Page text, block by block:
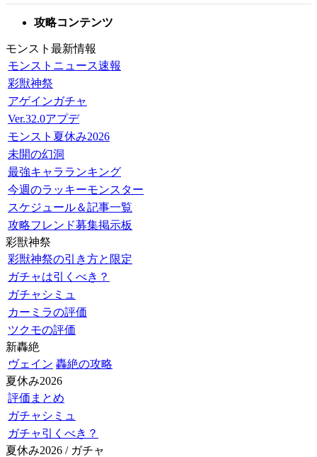
攻略コンテンツ
モンスト最新情報
モンストニュース速報
彩獣神祭
アゲインガチャ
Ver.32.0アプデ
モンスト夏休み2026
未開の幻洞
最強キャラランキング
今週のラッキーモンスター
スケジュール＆記事一覧
攻略フレンド募集掲示板
彩獣神祭
彩獣神祭の引き方と限定
ガチャは引くべき？
ガチャシミュ
カーミラの評価
ツクモの評価
新轟絶
ヴェイン 轟絶の攻略
夏休み2026
評価まとめ
ガチャシミュ
ガチャ引くべき？
夏休み2026 / ガチャ